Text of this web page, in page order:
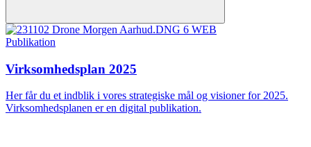
Publikation
Virksomhedsplan 2025
Her får du et indblik i vores strategiske mål og visioner for 2025.
Virksomhedsplanen er en digital publikation.